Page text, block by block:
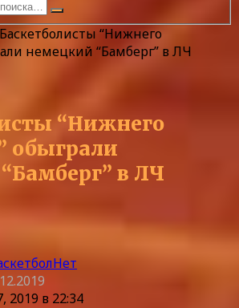
Баскетболисты “Нижнего
немецкий “Бамберг” в ЛЧ
“Нижнего
обыграли
в ЛЧ
Нет
2019 в 22:34